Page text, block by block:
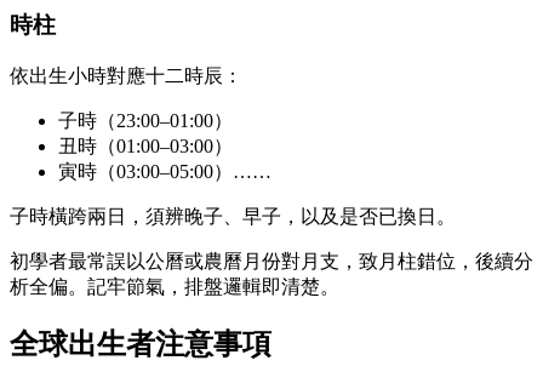
時柱
依出生小時對應十二時辰：
子時（23:00–01:00）
丑時（01:00–03:00）
寅時（03:00–05:00）……
子時橫跨兩日，須辨晚子、早子，以及是否已換日。
初學者最常誤以公曆或農曆月份對月支，致月柱錯位，後續分
析全偏。記牢節氣，排盤邏輯即清楚。
全球出生者注意事項